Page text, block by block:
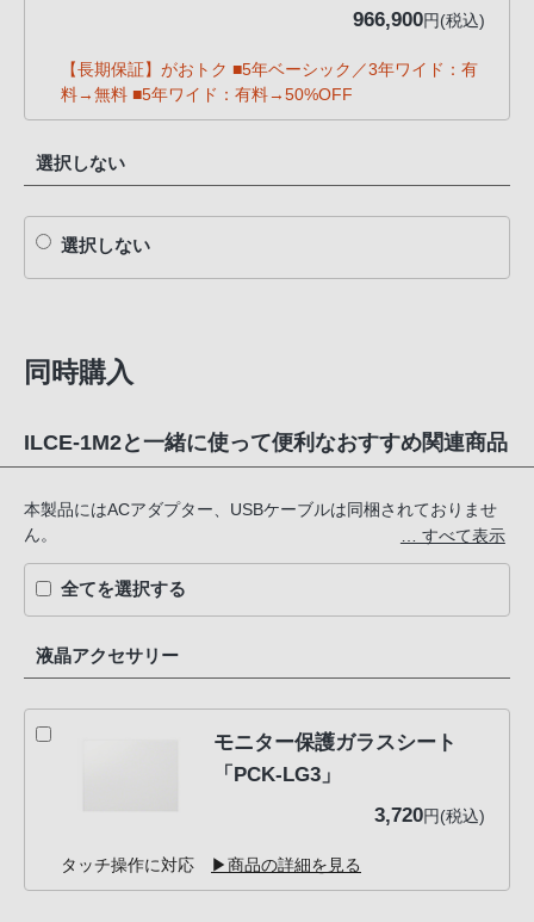
966,900円(税込)
【長期保証】がおトク ■5年ベーシック／3年ワイド：有
料→無料 ■5年ワイド：有料→50%OFF
選択しない
選択しない
同時購入
ILCE-1M2と一緒に使って便利なおすすめ関連商品
本製品にはACアダプター、USBケーブルは同梱されておりませ
ん。
充電する際は、市販のUSBケーブルとACアダプターをご準備く
ださい。
PD 30W以上対応のUSB ACアダプターなどの電源と3A対応のUS
Bケーブルをご用意ください。
… すべて表示
全てを選択する
液晶アクセサリー
モニター保護ガラスシート
「PCK-LG3」
3,720円(税込)
タッチ操作に対応 ▶商品の詳細を見る